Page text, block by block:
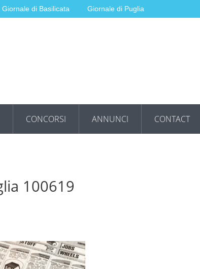
Giornale di Basilicata Giornale di Puglia
CONCORSI ANNUNCI CONTACT
100619